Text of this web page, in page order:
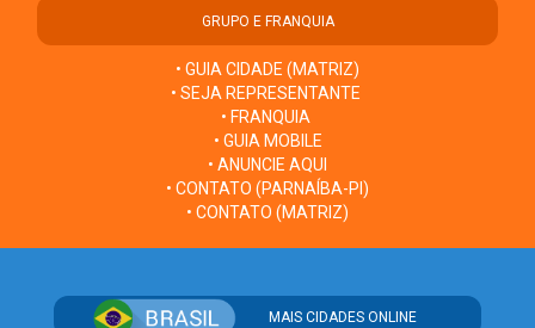
GRUPO E FRANQUIA
• GUIA CIDADE (MATRIZ)
• SEJA REPRESENTANTE
• FRANQUIA
• GUIA MOBILE
• ANUNCIE AQUI
• CONTATO (PARNAÍBA-PI)
• CONTATO (MATRIZ)
MAIS CIDADES ONLINE